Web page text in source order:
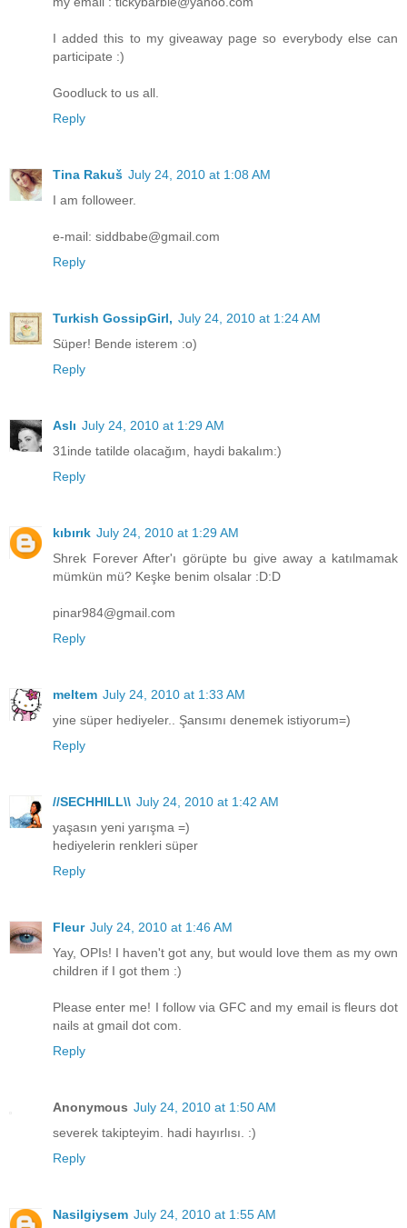
I added this to my giveaway page so everybody else can
participate :)
Goodluck to us all.
Reply
Tina Rakuš July 24, 2010 at 1:08 AM
I am followeer.
e-mail: siddbabe@gmail.com
Reply
Turkish GossipGirl, July 24, 2010 at 1:24 AM
Süper! Bende isterem :o)
Reply
Aslı July 24, 2010 at 1:29 AM
31inde tatilde olacağım, haydi bakalım:)
Reply
kıbırık July 24, 2010 at 1:29 AM
Shrek Forever After'ı görüpte bu give away a katılmamak
mümkün mü? Keşke benim olsalar :D:D
pinar984@gmail.com
Reply
meltem July 24, 2010 at 1:33 AM
yine süper hediyeler.. Şansımı denemek istiyorum=)
Reply
//SECHHILL\\ July 24, 2010 at 1:42 AM
yaşasın yeni yarışma =)
hediyelerin renkleri süper
Reply
Fleur July 24, 2010 at 1:46 AM
Yay, OPIs! I haven't got any, but would love them as my own
children if I got them :)
Please enter me! I follow via GFC and my email is fleurs dot
nails at gmail dot com.
Reply
Anonymous July 24, 2010 at 1:50 AM
severek takipteyim. hadi hayırlısı. :)
Reply
Nasilgiysem July 24, 2010 at 1:55 AM